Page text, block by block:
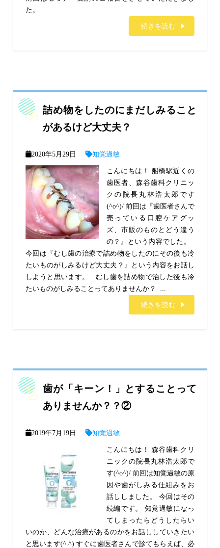
た。 ...
続きを読む
詰め物をしたのにまだしみること
があるけど大丈夫？
2020年5月29日 知覚過敏
こんにちは！ 船橋駅近くの
歯医者、森谷歯科クリニッ
クの院長丸林浩太郎です
(^o^)/ 前回は『歯医者さんで
売っている口腔ケアグッ
ズ、市販のものとどう違う
の？』という内容でした。
今回は『むし歯の治療で詰め物をしたのにその後も冷
たいものがしみるけど大丈夫？』という内容をお話し
しようと思います。 むし歯を詰め物で治した後も冷
たいものがしみることってありませんか？ ...
続きを読む
歯が「キーン！」とすることって
ありませんか？？②
2019年7月19日 知覚過敏
こんにちは！ 森谷歯科クリ
ニックの院長丸林浩太郎で
す(^o^)/ 前回は知覚過敏の原
因や歯がしみる仕組みをお
話ししました。 今回はその
続編です。 知覚過敏になっ
てしまったらどうしたらい
いのか、どんな治療があるのかをお話ししていきたい
と思います(^.^) すぐに歯医者さんで診てもらえば、必